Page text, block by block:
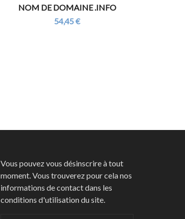
NOM DE DOMAINE .INFO
54,45 €
Vous pouvez vous désinscrire à tout
moment. Vous trouverez pour cela nos
informations de contact dans les
conditions d'utilisation du site.